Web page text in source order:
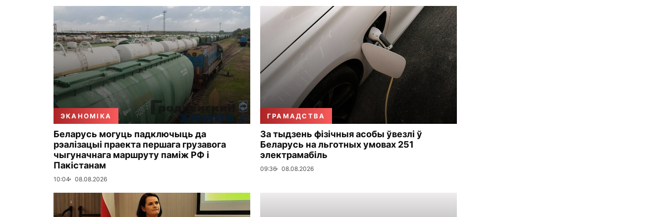
ЭКАНОМІКА
Беларусь могуць падключыць да
рэалізацыі праекта першага грузавога
чыгуначнага маршруту паміж РФ і
Пакістанам
10:04 08.08.2026
ГРАМАДСТВА
За тыдзень фізічныя асобы ўвезлі ў
Беларусь на льготных умовах 251
электрамабіль
09:36 08.08.2026